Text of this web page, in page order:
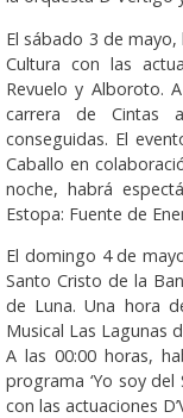
El sábado 3 de mayo,
Cultura con las
Revuelo y Alboroto.
carrera de Cintas
conseguidas. El
Caballo en
noche, habrá
Estopa: Fuente de
El domingo 4 de
Santo Cristo de la
de Luna. Una hora
Musical Las Lagunas
A las 00:00 horas,
programa ‘Yo soy del
con las actuaciones